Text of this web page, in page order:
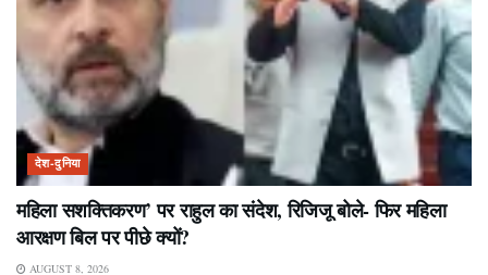
देश-दुनिया
महिला सशक्तिकरण’ पर राहुल का संदेश, रिजिजू बोले- फिर महिला
आरक्षण बिल पर पीछे क्यों?
AUGUST 8, 2026